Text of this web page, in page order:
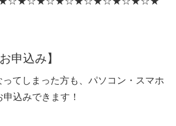
申込み】
てしまった方も、パソコン・スマホ
込みできます！